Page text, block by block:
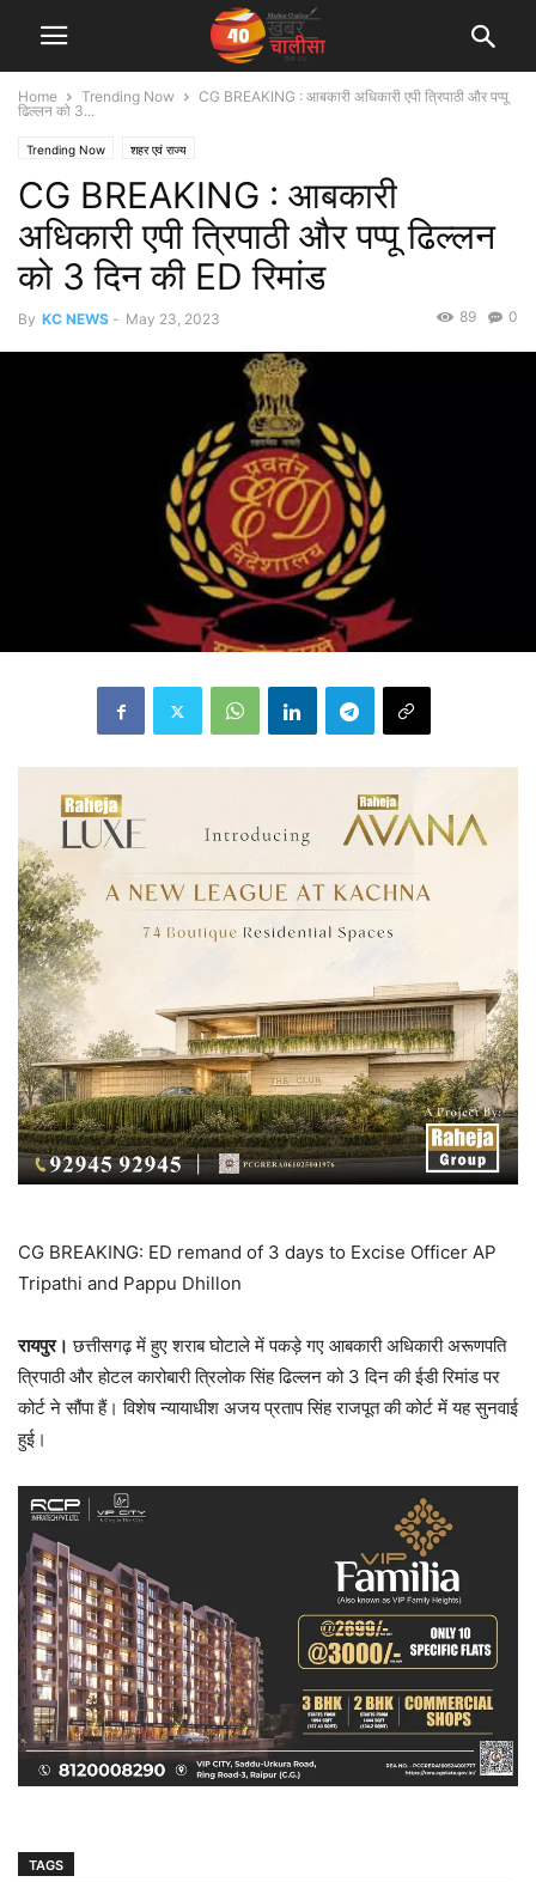
Home Trending Now
CG BREAKING : आबकारी अधिकारी एपी त्रिपाठी और पप्पू
ढिल्लन को 3...
Trending Now शहर एवं राज्य
CG BREAKING : आबकारी
अधिकारी एपी त्रिपाठी और पप्पू ढिल्लन
को 3 दिन की ED रिमांड
By KC NEWS - May 23, 2023 0
89
CG BREAKING: ED remand of 3 days to Excise Officer AP
Tripathi and Pappu Dhillon
रायपुर। छत्तीसगढ़ में हुए शराब घोटाले में पकड़े गए आबकारी अधिकारी अरूणपति
त्रिपाठी और होटल कारोबारी त्रिलोक सिंह ढिल्लन को 3 दिन की ईडी रिमांड पर
कोर्ट ने सौंपा हैं। विशेष न्यायाधीश अजय प्रताप सिंह राजपूत की कोर्ट में यह सुनवाई
हुई।
TAGS